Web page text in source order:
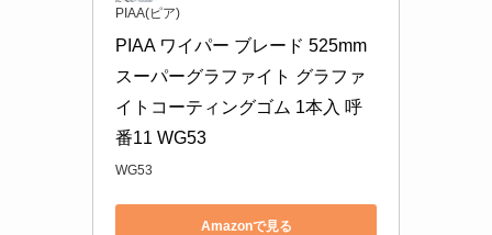
PIAA(ピア)
PIAA ワイパー ブレード 525mm
スーパーグラファイト グラファ
イトコーティングゴム 1本入 呼
番11 WG53
WG53
Amazonで見る